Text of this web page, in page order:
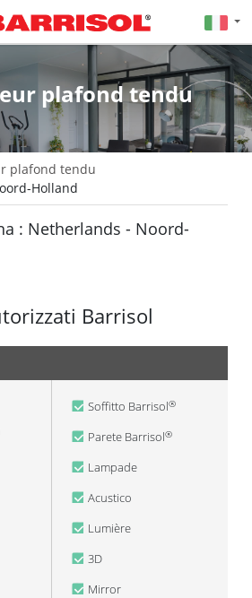
plafond tendu
plafond tendu
Holland
: Netherlands - Noord-
Barrisol
Soffitto Barrisol®
Parete Barrisol®
Lampade
Acustico
Lumière
3D
Mirror